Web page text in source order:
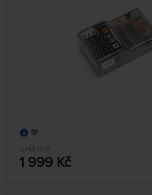
SPM-1031
1 999 Kč